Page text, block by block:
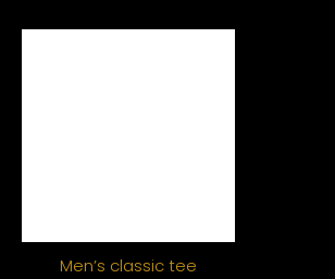
Men’s classic tee